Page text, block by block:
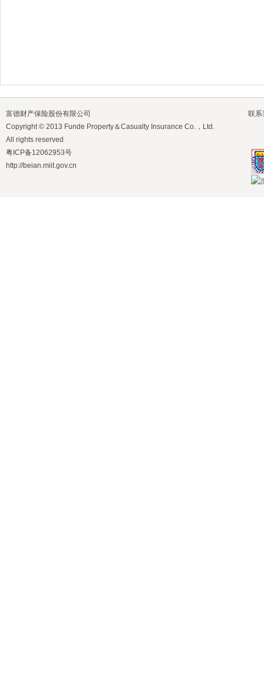
联系
富德财产保险股份有限公司
Copyright © 2013 Funde Property＆Casualty Insurance Co.，Ltd.
All rights reserved
粤ICP备12062953号
http://beian.miit.gov.cn